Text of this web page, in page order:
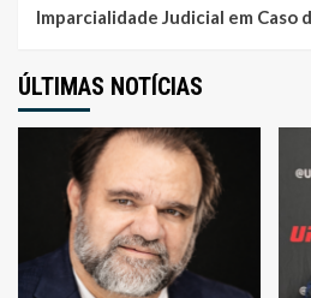
Imparcialidade Judicial em Caso
ÚLTIMAS NOTÍCIAS